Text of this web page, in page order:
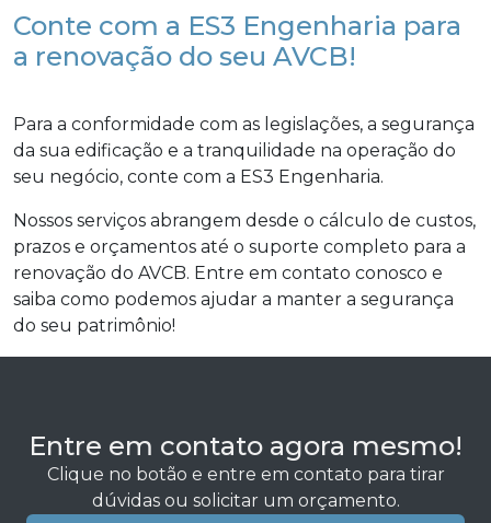
Conte com a ES3 Engenharia para
a renovação do seu AVCB!
Para a conformidade com as legislações, a segurança
da sua edificação e a tranquilidade na operação do
seu negócio, conte com a ES3 Engenharia.
Nossos serviços abrangem desde o cálculo de custos,
prazos e orçamentos até o suporte completo para a
renovação do AVCB. Entre em contato conosco e
saiba como podemos ajudar a manter a segurança
do seu patrimônio!
Entre em contato agora mesmo!
Clique no botão e entre em contato para tirar
dúvidas ou solicitar um orçamento.